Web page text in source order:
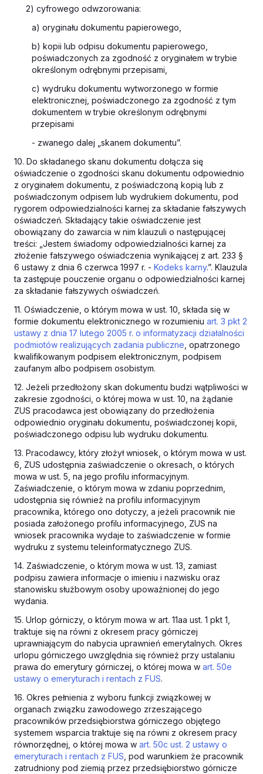
2) cyfrowego odwzorowania:
a) oryginału dokumentu papierowego,
b) kopii lub odpisu dokumentu papierowego,
poświadczonych za zgodność z oryginałem w trybie
określonym odrębnymi przepisami,
c) wydruku dokumentu wytworzonego w formie
elektronicznej, poświadczonego za zgodność z tym
dokumentem w trybie określonym odrębnymi
przepisami
- zwanego dalej „skanem dokumentu”.
10. Do składanego skanu dokumentu dołącza się
oświadczenie o zgodności skanu dokumentu odpowiednio
z oryginałem dokumentu, z poświadczoną kopią lub z
poświadczonym odpisem lub wydrukiem dokumentu, pod
rygorem odpowiedzialności karnej za składanie fałszywych
oświadczeń. Składający takie oświadczenie jest
obowiązany do zawarcia w nim klauzuli o następującej
treści: „Jestem świadomy odpowiedzialności karnej za
złożenie fałszywego oświadczenia wynikającej z art. 233 §
6 ustawy z dnia 6 czerwca 1997 r. - Kodeks karny.”. Klauzula
ta zastępuje pouczenie organu o odpowiedzialności karnej
za składanie fałszywych oświadczeń.
11. Oświadczenie, o którym mowa w ust. 10, składa się w
formie dokumentu elektronicznego w rozumieniu art. 3 pkt 2
ustawy z dnia 17 lutego 2005 r. o informatyzacji działalności
podmiotów realizujących zadania publiczne , opatrzonego
kwalifikowanym podpisem elektronicznym, podpisem
zaufanym albo podpisem osobistym.
12. Jeżeli przedłożony skan dokumentu budzi wątpliwości w
zakresie zgodności, o której mowa w ust. 10, na żądanie
ZUS pracodawca jest obowiązany do przedłożenia
odpowiednio oryginału dokumentu, poświadczonej kopii,
poświadczonego odpisu lub wydruku dokumentu.
13. Pracodawcy, który złożył wniosek, o którym mowa w ust.
6, ZUS udostępnia zaświadczenie o okresach, o których
mowa w ust. 5, na jego profilu informacyjnym.
Zaświadczenie, o którym mowa w zdaniu poprzednim,
udostępnia się również na profilu informacyjnym
pracownika, którego ono dotyczy, a jeżeli pracownik nie
posiada założonego profilu informacyjnego, ZUS na
wniosek pracownika wydaje to zaświadczenie w formie
wydruku z systemu teleinformatycznego ZUS.
14. Zaświadczenie, o którym mowa w ust. 13, zamiast
podpisu zawiera informacje o imieniu i nazwisku oraz
stanowisku służbowym osoby upoważnionej do jego
wydania.
15. Urlop górniczy, o którym mowa w art. 11aa ust. 1 pkt 1,
traktuje się na równi z okresem pracy górniczej
uprawniającym do nabycia uprawnień emerytalnych. Okres
urlopu górniczego uwzględnia się również przy ustalaniu
prawa do emerytury górniczej, o której mowa w art. 50e
ustawy o emeryturach i rentach z FUS.
16. Okres pełnienia z wyboru funkcji związkowej w
organach związku zawodowego zrzeszającego
pracowników przedsiębiorstwa górniczego objętego
systemem wsparcia traktuje się na równi z okresem pracy
równorzędnej, o której mowa w art. 50c ust. 2 ustawy o
emeryturach i rentach z FUS , pod warunkiem że pracownik
zatrudniony pod ziemią przez przedsiębiorstwo górnicze